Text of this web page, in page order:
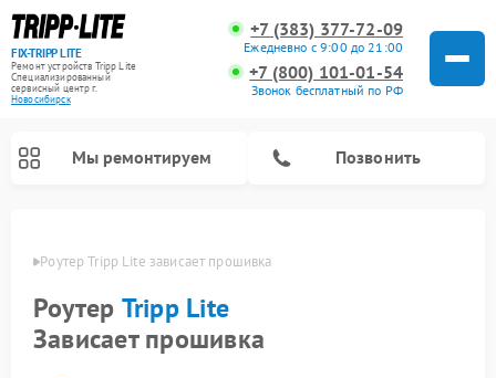
FIX-TRIPP LITE
Ремонт устройств Tripp Lite
Специализированный
cервисный центр г.
Новосибирск
+7 (383) 377-72-09
Ежедневно с 9:00 до 21:00
+7 (800) 101-01-54
Звонок бесплатный по РФ
Мы ремонтируем Позвонить
Роутер Tripp Lite зависает прошивка
Роутер Tripp Lite
Зависает прошивка